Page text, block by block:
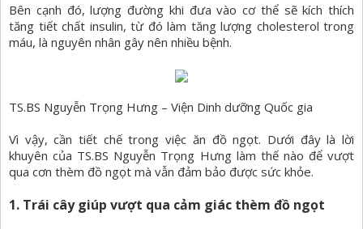
Bên cạnh đó, lượng đường khi đưa vào cơ thể sẽ kích thích
tăng tiết chất insulin, từ đó làm tăng lượng cholesterol trong
máu, là nguyên nhân gây nên nhiều bệnh.
TS.BS Nguyễn Trọng Hưng – Viện Dinh dưỡng Quốc gia
Vì vậy, cần tiết chế trong việc ăn đồ ngọt. Dưới đây là lời
khuyên của TS.BS Nguyễn Trọng Hưng làm thế nào để vượt
qua cơn thèm đồ ngọt mà vẫn đảm bảo được sức khỏe.
1. Trái cây giúp vượt qua cảm giác thèm đồ ngọt